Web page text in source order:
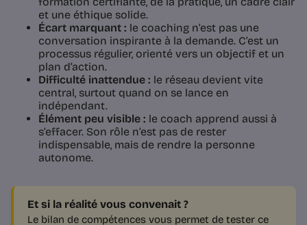
et une éthique solide.
Écart marquant : le coaching n’est pas une
conversation inspirante à la demande. C’est un
processus régulier, orienté vers un objectif et un
plan d’action.
Difficulté inattendue : le réseau devient vite
central, surtout quand on se lance en
indépendant.
Élément peu visible : le coach apprend aussi à
s’effacer. Son rôle n’est pas de rester
indispensable, mais de rendre la personne
autonome.
Et si la réalité vous convenait ?
Le bilan de compétences vous permet de tester ce